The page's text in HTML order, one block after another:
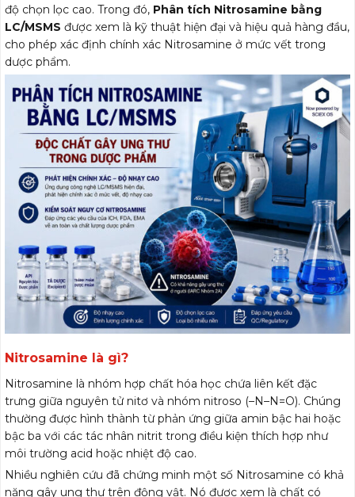
độ chọn lọc cao. Trong đó, Phân tích Nitrosamine bằng
LC/MSMS được xem là kỹ thuật hiện đại và hiệu quả hàng đầu,
cho phép xác định chính xác Nitrosamine ở mức vết trong
dược phẩm.
Nitrosamine là gì?
Nitrosamine là nhóm hợp chất hóa học chứa liên kết đặc
trưng giữa nguyên tử nitơ và nhóm nitroso (–N–N=O). Chúng
thường được hình thành từ phản ứng giữa amin bậc hai hoặc
bậc ba với các tác nhân nitrit trong điều kiện thích hợp như
môi trường acid hoặc nhiệt độ cao.
Nhiều nghiên cứu đã chứng minh một số Nitrosamine có khả
năng gây ung thư trên động vật. Nó được xem là chất có